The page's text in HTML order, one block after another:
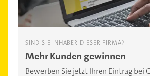
SIND SIE INHABER DIESER FIRMA?
Mehr Kunden gewinnen
Bewerben Sie jetzt Ihren Eintrag bei